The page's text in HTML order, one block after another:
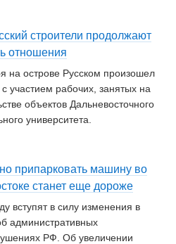
строители продолжают
отношения
на острове Русском произошел
участием рабочих, занятых на
объектов Дальневосточного
университета.
припарковать машину во
станет еще дороже
вступят в силу изменения в
административных
РФ. Об увеличении